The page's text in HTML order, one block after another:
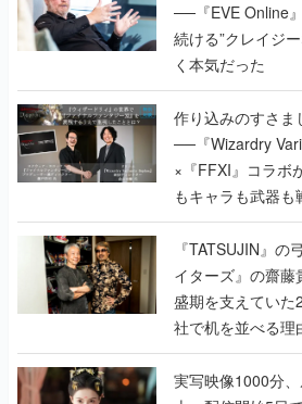
──『EVE Online
続ける”クレイジ
く本気だった
作り込みのすさま
──『Wizardry
×『FFXI』コラボ
もキャラも武器
で作り込まれた理
く
『TATSUJIN』
イターズ』の齋
盛期を支えていた
社で机を並べる理
『TATSUJIN
んだレジェンド2
実写映像1000分